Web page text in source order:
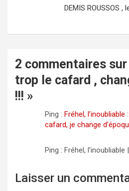
e
o
DEMIS ROUSSOS
2 commentaires sur
trop le cafard ,
!!! »
Ping : Fréhel, l’inoubliable
cafard, je change
Ping : Fréhel, l’inoubliable |
Laisser un